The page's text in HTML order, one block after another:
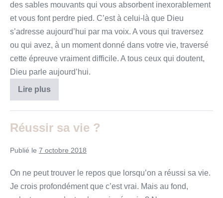
des sables mouvants qui vous absorbent inexorablement
et vous font perdre pied. C’est à celui-là que Dieu
s’adresse aujourd’hui par ma voix. A vous qui traversez
ou qui avez, à un moment donné dans votre vie, traversé
cette épreuve vraiment difficile. A tous ceux qui doutent,
Dieu parle aujourd’hui.
Lire plusA
qui
Réussir sa vie ?
Publié le 7 octobre 2018
On ne peut trouver le repos que lorsqu’on a réussi sa vie.
Je crois profondément que c’est vrai. Mais au fond,